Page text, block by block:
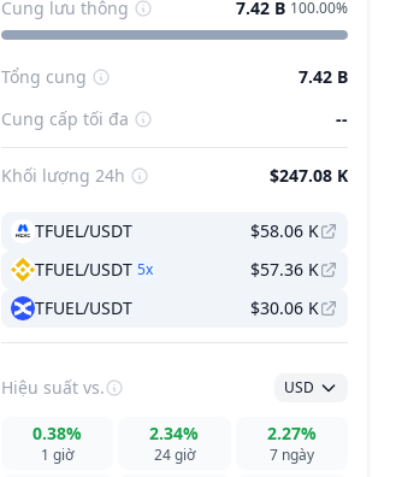
Cung lưu thông 7.42 B 100.00%
Tổng cung
7.42 B
Cung cấp tối đa
--
Khối lượng 24h $247.08 K
TFUEL/USDT
$58.06 K
TFUEL/USDT 5x
$57.36 K
TFUEL/USDT
$30.06 K
Hiệu suất vs. USD
1 giờ
0.38%
24 giờ
2.34%
7 ngày
2.27%